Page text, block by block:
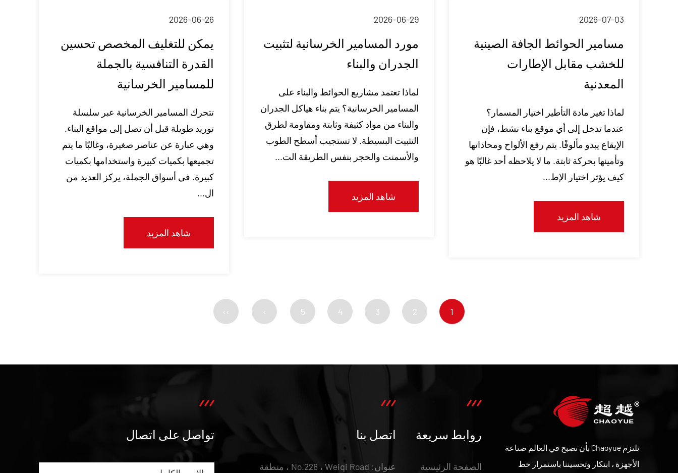
2026-07-03
مسامير الحوائط الجافة الصينية
للخشب مقابل الإطارات
المعدنية
لماذا تغير مادة التأطير اختيار المسمار؟
عندما تدخل إلى أي موقع بناء نشط، فإن
الإيقاع يبدو مألوفًا. يتم رفع الألواح ومحاذاتها
وتأمينها بحركة ثابتة. ما لا يلاحظه أحد غالبًا هو
كيف يؤثر اختيار الإط...
شاهد المزيد
2026-06-29
مورد المسامير الخرسانية لتثبيت
الجدران والبناء
لماذا تعتمد مشاريع الحوائط والبناء على
المسامير الخرسانية؟ يتم بناء هياكل الجدران
والبناء من مواد كثيفة وثابتة ومقاومة لطرق
التثبيت البسيطة. لا تستجيب أسطح الطوب
والأسمنت والحجر بنفس الطريقة الت...
شاهد المزيد
2026-06-26
يمكن للتغليف المخصص تحسين
القدرة التنافسية بالجملة
للمسامير الخرسانية
تتحرك المسامير الخرسانية عبر سلسلة
توريد طويلة قبل أن تصل إلى مواقع البناء.
وهي عبارة عن عناصر صغيرة، وغالبًا ما يتم
تجميعها بكميات كبيرة واستخدامها بكميات
كبيرة. في أسواق الجملة، يركز العديد من
ال...
شاهد المزيد
1
2
3
4
5
›
››
تلتزم Chaoyue بأن تصبح في العالم صناعة
الأجهزة ، ابتكار وتحسيننا باستمرار خط
روابط سريعة
الصفحة الرئيسية
اتصل بنا
عنوان: No.228 ، Weiqi Road ، منطقة
تواصل على اتصال